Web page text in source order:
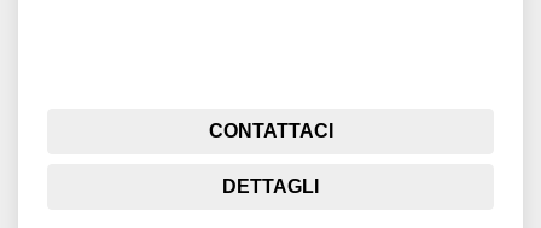
CONTATTACI
DETTAGLI